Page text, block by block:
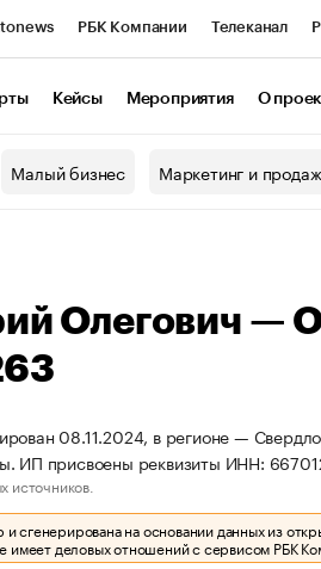
РБК Компании Телеканал
Кейсы Мероприятия О
Малый бизнес Маркетинг и
Олегович —
08.11.2024, в регионе —
ИП присвоены реквизиты ИНН:
источников.
сгенерирована на основании данных из
имеет деловых отношений с сервисом РБК